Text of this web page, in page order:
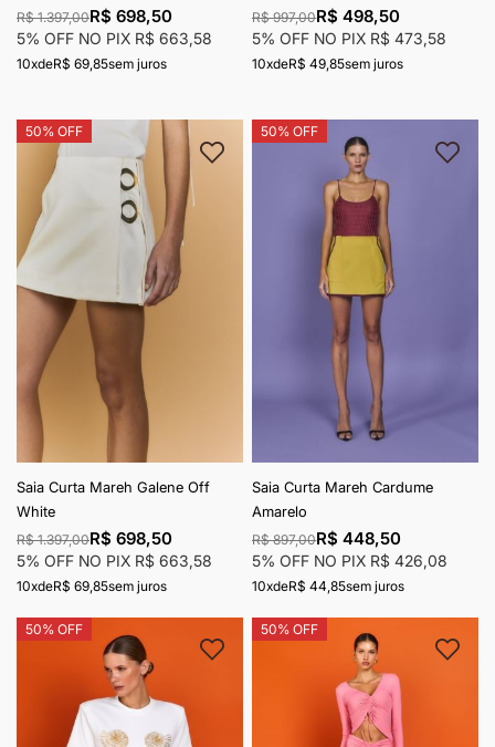
R$ 1.397,00R$ 698,50
5% OFF NO PIX R$ 663,58
10xdeR$ 69,85sem juros
R$ 997,00R$ 498,50
5% OFF NO PIX R$ 473,58
10xdeR$ 49,85sem juros
50% OFF
Saia Curta Mareh Galene Off
White
R$ 1.397,00R$ 698,50
5% OFF NO PIX R$ 663,58
10xdeR$ 69,85sem juros
Adicionar à lista de desejos
50% OFF
Saia Curta Mareh Cardume
Amarelo
R$ 897,00R$ 448,50
5% OFF NO PIX R$ 426,08
10xdeR$ 44,85sem juros
50% OFF
Adicionar à lista de desejos
50% OFF